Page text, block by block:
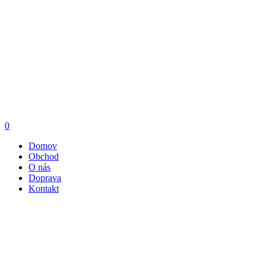
0
Domov
Obchod
O nás
Doprava
Kontakt